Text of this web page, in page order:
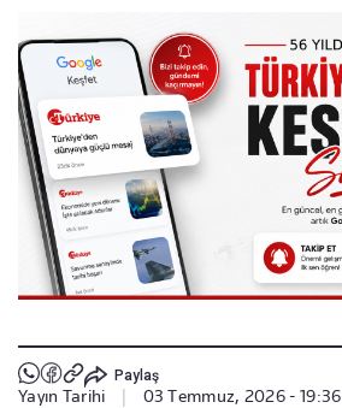
Paylaş
Yayın Tarihi 03 Temmuz, 2026 - 19:36